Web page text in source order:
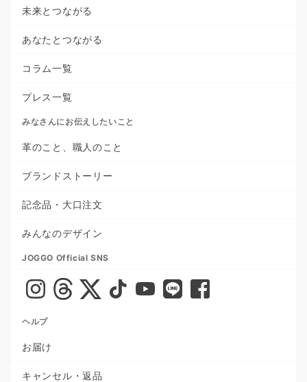
未来とつながる
あなたとつながる
コラム一覧
プレス一覧
みなさんにお伝えしたいこと
革のこと、職人のこと
ブランドストーリー
記念品・大口注文
みんなのデザイン
JOGGO Official SNS
ヘルプ
お届け
キャンセル・返品